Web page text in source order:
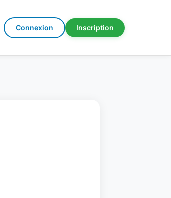
Connexion Inscription